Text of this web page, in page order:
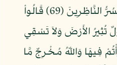
ذَلِكَ فَافْعَلُواْ مَا تُؤْمَرونَ (68) قَالُواْ ادْعُ لَنَا رَبَّكَ يُبَيِّن لَّنَا مَا لَوْنُهَا قَالَ إِنَّهُ يَقُولُ إِنّهَا بَقَرَةٌ صَفْرَاء فَاقِعٌ لَّوْنُهَا تَسُرُّ النَّاظِرِينَ (69) قَالُواْ
قَالَ إِنَّهُ يَقُولُ إِنَّهَا بَقَرَةٌ لاَّ ذَلُولٌ تُثِيرُ الأَرْضَ وَلاَ تَسْقِي
يَفْعَلُونَ (71) وَإِذْ قَتَلْتُمْ نَفْساً فَادَّارَأْتُمْ فِيهَا وَاللّهُ مُخْرِجٌ مَّا